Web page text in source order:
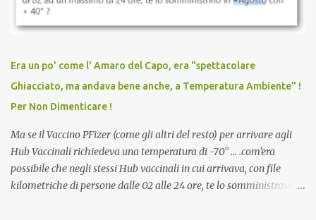
vaccinato, nessuno aveva prima cercato di farti sentire una
persona cattiva. Non avevamo mai visto un vaccino che minacci le
vaccino usato per minacciare i mezzi di sussistenza, il lavoro o la
scuola. Non avevamo mai visto un vaccino che permettesse a un
dodicenne di ignorare il consenso dei genitori. Dopo tutti i vaccini
che abbiamo elencato sopra...
Era un po' come l' Amaro del Capo, era "spettacolare
Ghiacciato, ma andava bene anche, a Temperatura Ambiente" !
Per Non Dimenticare !
Ma se il Vaccino PFizer (come gli altri del resto) per arrivare agli
Hub Vaccinali richiedeva una temperatura di -70° ... .com'era
possibile che negli stessi Hub vaccinali in cui arrivava, con file
kilometriche di persone dalle 02 alle 24 ore, te lo somministravano